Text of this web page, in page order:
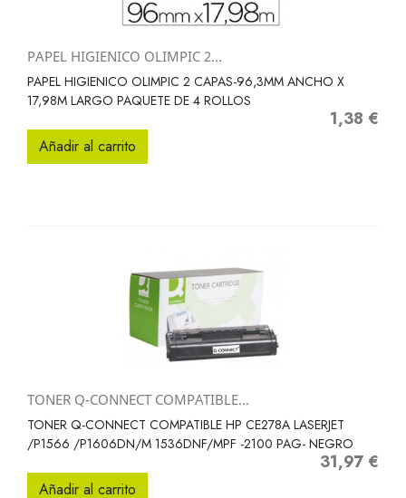
PAPEL HIGIENICO OLIMPIC 2...
PAPEL HIGIENICO OLIMPIC 2 CAPAS-96,3MM ANCHO X
17,98M LARGO PAQUETE DE 4 ROLLOS
Precio
1,38 €
Añadir al carrito
TONER Q-CONNECT COMPATIBLE...
TONER Q-CONNECT COMPATIBLE HP CE278A LASERJET
/P1566 /P1606DN/M 1536DNF/MPF -2100 PAG- NEGRO
Precio
31,97 €
Añadir al carrito